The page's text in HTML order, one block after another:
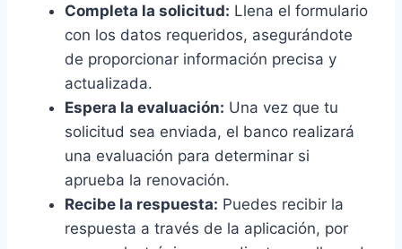
Completa la solicitud: Llena el formulario
con los datos requeridos, asegurándote
de proporcionar información precisa y
actualizada.
Espera la evaluación: Una vez que tu
solicitud sea enviada, el banco realizará
una evaluación para determinar si
aprueba la renovación.
Recibe la respuesta: Puedes recibir la
respuesta a través de la aplicación, por